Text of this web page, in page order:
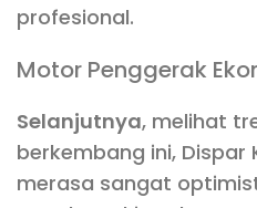
profesional.
Motor Penggerak
Selanjutnya, melihat
berkembang ini, Dispar
merasa sangat